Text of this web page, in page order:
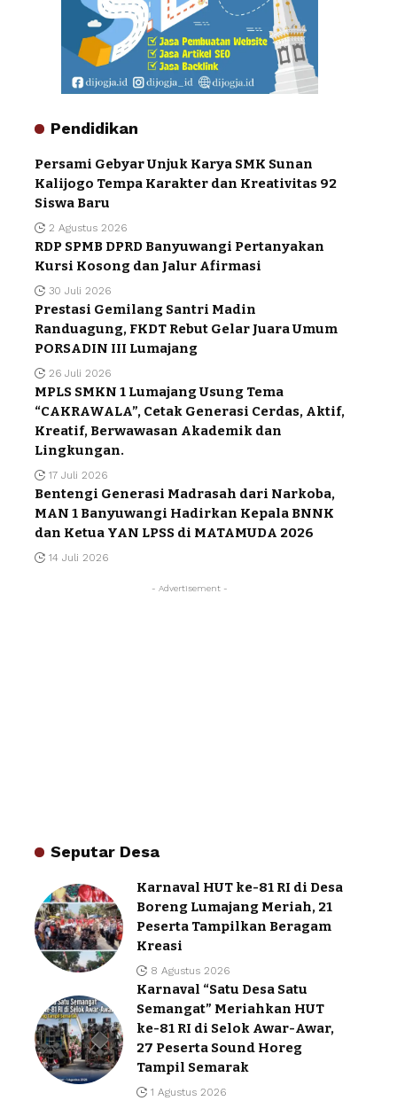
Pendidikan
Persami Gebyar Unjuk Karya SMK Sunan
Kalijogo Tempa Karakter dan Kreativitas 92
Siswa Baru
2 Agustus 2026
RDP SPMB DPRD Banyuwangi Pertanyakan
Kursi Kosong dan Jalur Afirmasi
30 Juli 2026
Prestasi Gemilang Santri Madin
Randuagung, FKDT Rebut Gelar Juara Umum
PORSADIN III Lumajang
26 Juli 2026
MPLS SMKN 1 Lumajang Usung Tema
“CAKRAWALA”, Cetak Generasi Cerdas, Aktif,
Kreatif, Berwawasan Akademik dan
Lingkungan.
17 Juli 2026
Bentengi Generasi Madrasah dari Narkoba,
MAN 1 Banyuwangi Hadirkan Kepala BNNK
dan Ketua YAN LPSS di MATAMUDA 2026
14 Juli 2026
- Advertisement -
Seputar Desa
Karnaval HUT ke-81 RI di Desa
Boreng Lumajang Meriah, 21
Peserta Tampilkan Beragam
Kreasi
8 Agustus 2026
Karnaval “Satu Desa Satu
Semangat” Meriahkan HUT
ke-81 RI di Selok Awar-Awar,
27 Peserta Sound Horeg
Tampil Semarak
1 Agustus 2026